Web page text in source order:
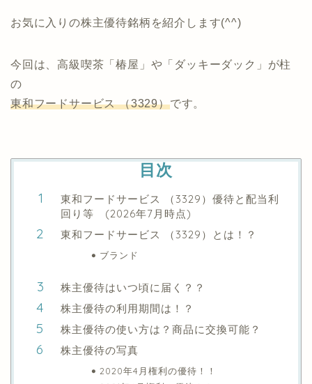
お気に入りの株主優待銘柄を紹介します(^^)
今回は、高級喫茶「椿屋」や「ダッキーダック」が柱
の
東和フードサービス （3329）です。
目次
東和フードサービス （3329）優待と配当利
回り等 (2026年7月時点)
東和フードサービス （3329）とは！？
ブランド
株主優待はいつ頃に届く？？
株主優待の利用期間は！？
株主優待の使い方は？商品に交換可能？
株主優待の写真
2020年4月権利の優待！！